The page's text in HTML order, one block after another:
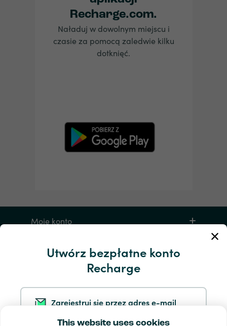
This website uses cookies
Utwórz bezpłatne konto
Recharge
Zarejestruj się przez adres e-mail
Recharge.com.
Naładuj w dowolnym miejscu i
czasie za pomocą zaledwie kilku
dotknięć.
Moje konto
Serwis i pomoc